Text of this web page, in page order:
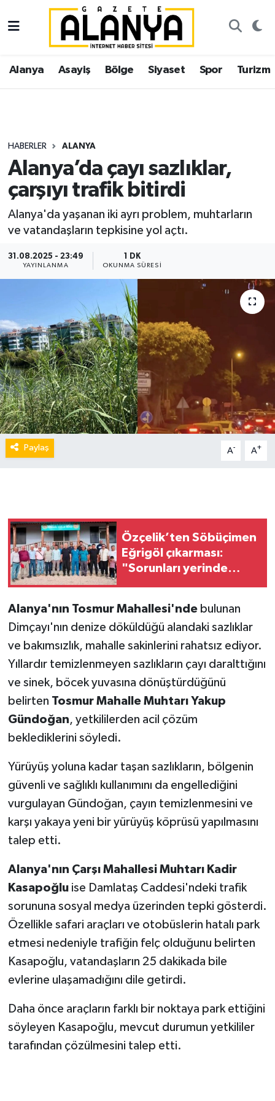
Alanya Asayiş Bölge Siyaset Spor Turizm
HABERLER ALANYA
Alanya’da çayı sazlıklar,
çarşıyı trafik bitirdi
Alanya'da yaşanan iki ayrı problem, muhtarların
ve vatandaşların tepkisine yol açtı.
31.08.2025 - 23:49
YAYINLANMA
1 DK
OKUNMA SÜRESI
Paylaş A- A+
Özçelik’ten Söbüçimen
Eğrigöl çıkarması:
"Sorunları yerinde
Alanya'nın Tosmur Mahallesi'ndebulunan
Dimçayı'nın denize döküldüğü alandaki sazlıklar
ve bakımsızlık, mahalle sakinlerini rahatsız ediyor.
Yıllardır temizlenmeyen sazlıkların çayı daralttığını
ve sinek, böcek yuvasına dönüştürdüğünü
belirten Tosmur Mahalle Muhtarı Yakup
Gündoğan, yetkililerden acil çözüm
beklediklerini söyledi.
Yürüyüş yoluna kadar taşan sazlıkların, bölgenin
güvenli ve sağlıklı kullanımını da engellediğini
vurgulayan Gündoğan, çayın temizlenmesini ve
karşı yakaya yeni bir yürüyüş köprüsü yapılmasını
talep etti.
Alanya'nın Çarşı Mahallesi Muhtarı Kadir
Kasapoğluise Damlataş Caddesi'ndeki trafik
sorununa sosyal medya üzerinden tepki gösterdi.
Özellikle safari araçları ve otobüslerin hatalı park
etmesi nedeniyle trafiğin felç olduğunu belirten
Kasapoğlu, vatandaşların 25 dakikada bile
evlerine ulaşamadığını dile getirdi.
Daha önce araçların farklı bir noktaya park ettiğini
söyleyen Kasapoğlu, mevcut durumun yetkililer
tarafından çözülmesini talep etti.
Alanya
Asayiş
Siyaset
Spor
Turizm
Ekonomi
Gazipaşa
İstanbul Nöbetçi Eczaneler
İstanbul Hava Durumu
Süper Lig Puan Durumu ve Fikstür
Tüm Manşetler
Son Dakika Haberleri
Haber Arşivi